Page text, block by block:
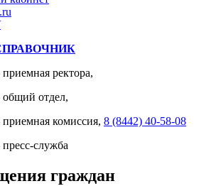
ректора,
отдел,
комиссия, 8 (8442) 40-58-08
служба
граждан